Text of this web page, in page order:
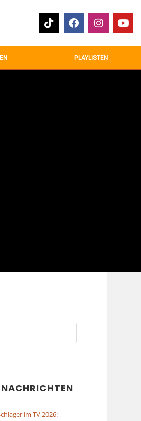
PLAYLISTEN
im TV 2026: